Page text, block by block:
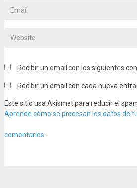
Recibir un email con los siguientes
Recibir un email con cada nueva
Este sitio usa Akismet para reducir el
Aprende cómo se procesan los datos de
comentarios